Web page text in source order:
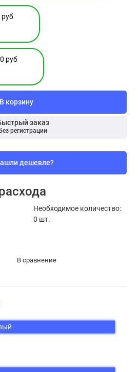
руб
В корзину
заказ
регистрации
дешевле?
Необходимое количество:
0 шт.
В сравнение